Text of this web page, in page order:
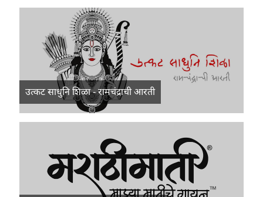
उत्कट साधुनि शिळा - रामचंद्राची आरती